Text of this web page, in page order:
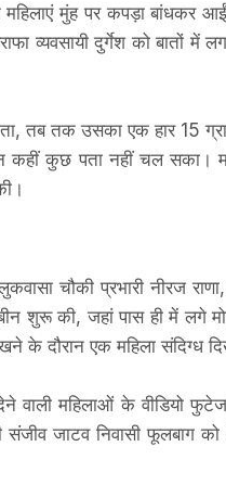
महिलाएं मुंह पर कपड़ा बांधकर
व्यवसायी दुर्गेश को बातों में
तब तक उसका एक हार 15
कहीं कुछ पता नहीं चल सका।
चौकी प्रभारी नीरज
शुरू की, जहां पास ही में लगे
के दौरान एक महिला संदिग्ध
वाली महिलाओं के वीडियो
जाटव निवासी फूलबाग को